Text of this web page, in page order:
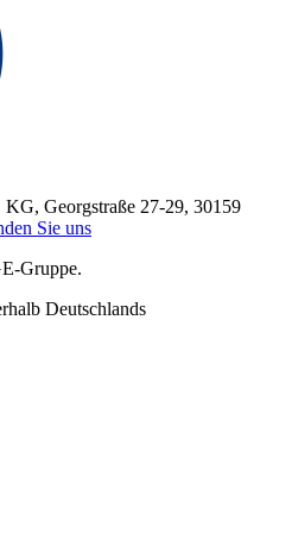
Georgstraße 27-29, 30159
Sie uns
Gruppe.
Deutschlands